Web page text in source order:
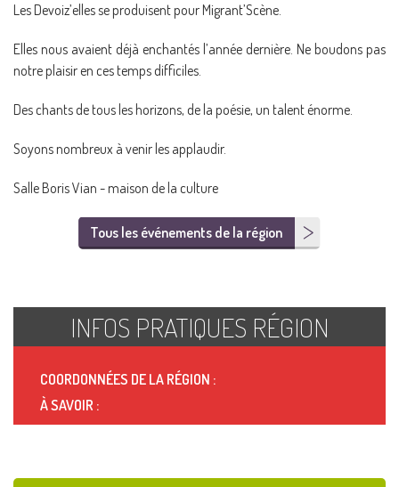
Les Devoiz’elles se produisent pour Migrant’Scène.
Elles nous avaient déjà enchantés l’année dernière. Ne boudons pas
notre plaisir en ces temps difficiles.
Des chants de tous les horizons, de la poésie, un talent énorme.
Soyons nombreux à venir les applaudir.
Salle Boris Vian - maison de la culture
Tous les événements de la région
INFOS PRATIQUES RÉGION
COORDONNÉES DE LA RÉGION :
À SAVOIR :